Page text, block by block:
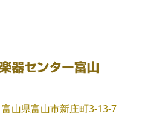
富山県富山市新庄町3-13-7